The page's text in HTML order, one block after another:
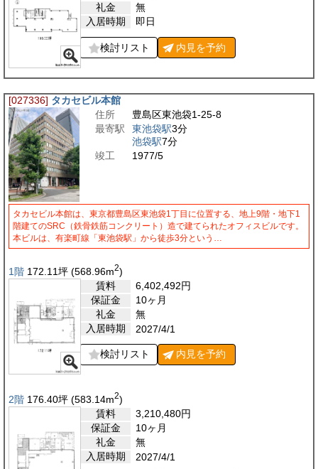
礼金
無
入居時期
即日
検討リスト 内見を予約
[027336] タカセビル本館
住所
豊島区東池袋1-25-8
最寄駅
東池袋駅3分
池袋駅7分
竣工
1977/5
タカセビル本館は、東京都豊島区東池袋1丁目に位置する、地上9階・地下1
階建てのSRC（鉄骨鉄筋コンクリート）造で建てられたオフィスビルです。
本ビルは、有楽町線「東池袋駅」から徒歩3分という…
1階 172.11坪 (568.96m2)
賃料
6,402,492円
保証金
10ヶ月
礼金
無
入居時期
2027/4/1
検討リスト 内見を予約
2階 176.40坪 (583.14m2)
賃料
3,210,480円
保証金
10ヶ月
礼金
無
入居時期
2027/4/1